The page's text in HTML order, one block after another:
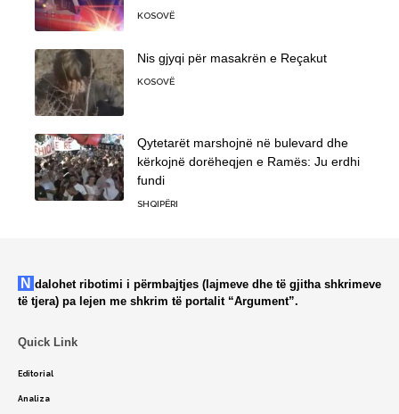
KOSOVË
Nis gjyqi për masakrën e Reçakut
KOSOVË
Qytetarët marshojnë në bulevard dhe
kërkojnë dorëheqjen e Ramës: Ju erdhi
fundi
SHQIPËRI
Ndalohet ribotimi i përmbajtjes (lajmeve dhe të gjitha shkrimeve
të tjera) pa lejen me shkrim të portalit “Argument”.
Quick Link
Editorial
Analiza